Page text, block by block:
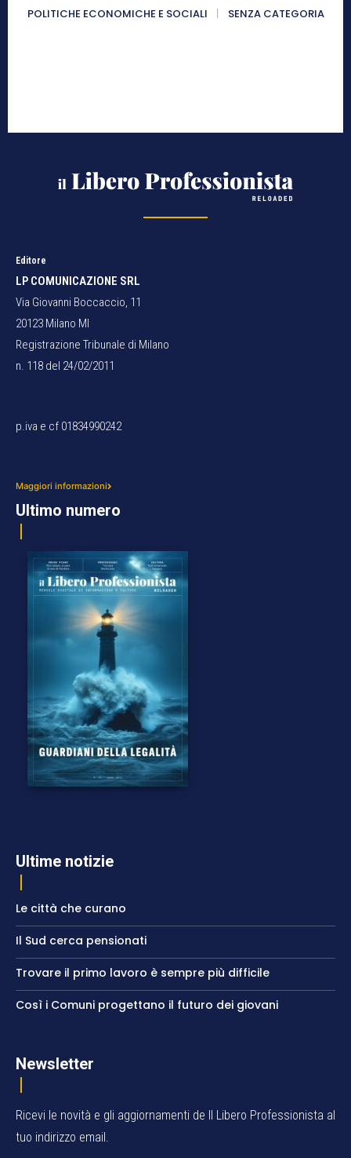
POLITICHE ECONOMICHE E SOCIALI
SENZA CATEGORIA
Editore
LP COMUNICAZIONE SRL
Via Giovanni Boccaccio, 11
20123 Milano MI
Registrazione Tribunale di Milano
n. 118 del 24/02/2011
p.iva e cf 01834990242
Maggiori informazioni
Ultimo numero
Ultime notizie
Le città che curano
Il Sud cerca pensionati
Trovare il primo lavoro è sempre più difficile
Così i Comuni progettano il futuro dei giovani
Newsletter
Ricevi le novità e gli aggiornamenti de Il Libero Professionista al
tuo indirizzo email.